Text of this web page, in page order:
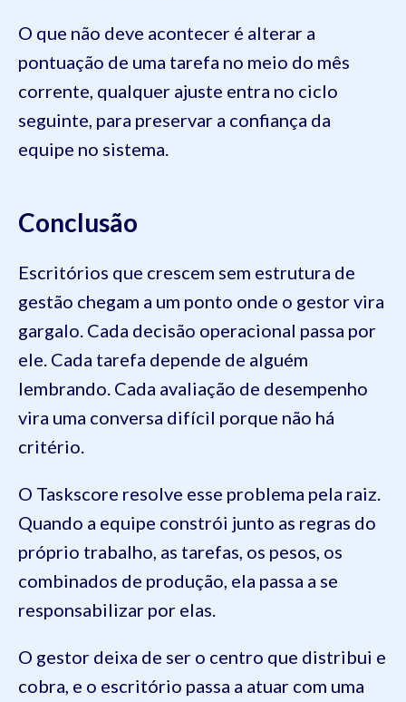
O que não deve acontecer é alterar a
pontuação de uma tarefa no meio do mês
corrente, qualquer ajuste entra no ciclo
seguinte, para preservar a confiança da
equipe no sistema.
Conclusão
Escritórios que crescem sem estrutura de
gestão chegam a um ponto onde o gestor vira
gargalo. Cada decisão operacional passa por
ele. Cada tarefa depende de alguém
lembrando. Cada avaliação de desempenho
vira uma conversa difícil porque não há
critério.
O Taskscore resolve esse problema pela raiz.
Quando a equipe constrói junto as regras do
próprio trabalho, as tarefas, os pesos, os
combinados de produção, ela passa a se
responsabilizar por elas.
O gestor deixa de ser o centro que distribui e
cobra, e o escritório passa a atuar com uma